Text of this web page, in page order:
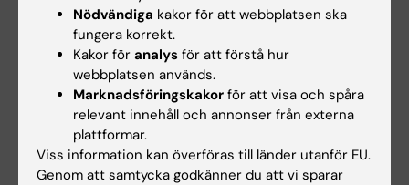
MEDICINE, VOL 14: STEM CELLS IN LINEAGE
SPECIFIC DIFFERENTIATION AND DISEASE.
2008;644:223-231
Tropomyosins Regulate the Impact of Actin
Binding Proteins on Actin Filaments
Lindberg U; Schutt CE; Goldman RD; Nyakern-
Meazza M; Hillberg L; Rathje L-SZ; Grenklo S
Alla författare
Nödvändiga kakor för att webbplatsen ska
fungera korrekt.
Kakor för analys för att förstå hur
webbplatsen används.
Marknadsföringskakor för att visa och spåra
relevant innehåll och annonser från externa
plattformar.
Viss information kan överföras till länder utanför EU.
Genom att samtycka godkänner du att vi sparar